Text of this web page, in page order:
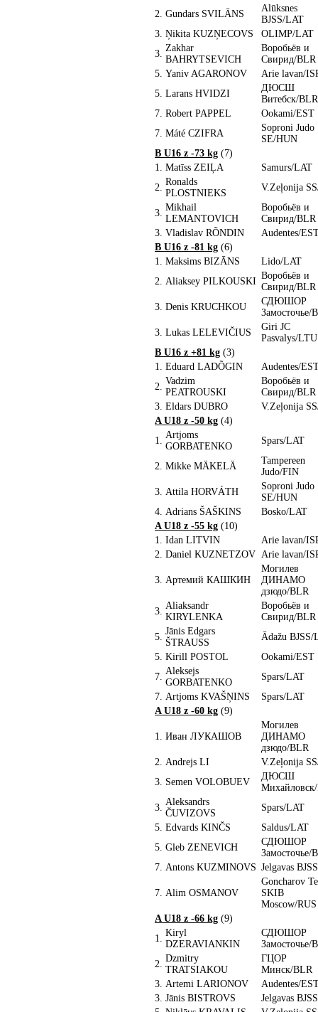
2. Gundars SVILĀNS
Alūksnes
BJSS/LAT
3. Ņikita KUZŅECOVS
OLIMP/LAT
3.
Zakhar
BAHRYTSEVICH
Воробьёв и
Свирид/BLR
5. Yaniv AGARONOV
Arie lavan/
5. Larans HVIDZI
ДЮСШ
Витебск/BLR
7. Robert PAPPEL
Ookami/EST
7. Máté CZIFRA
Soproni Judo
SE/HUN
B U16 z -73 kg (7)
1. Matīss ZEIĻA
Samurs/LAT
2.
Ronalds
PLOSTNIEKS
V.Zeļonija
3.
Mikhail
LEMANTOVICH
Воробьёв и
Свирид/BLR
3. Vladislav RÕNDIN
Audentes/
B U16 z -81 kg (6)
1. Maksims BIZĀNS
Lido/LAT
2. Aliaksey PILKOUSKI
Воробьёв и
Свирид/BLR
3. Denis KRUCHKOU
СДЮШОР
Замосточье/
3. Lukas LELEVIČIUS
Giri JC
Pasvalys/LTU
B U16 z +81 kg (3)
1. Eduard LADÕGIN
Audentes/
2.
Vadzim
PEATROUSKI
Воробьёв и
Свирид/BLR
3. Eldars DUBRO
V.Zeļonija
A U18 z -50 kg (4)
1.
Artjoms
GORBATENKO
Spars/LAT
2. Mikke MÄKELÄ
Tampereen
Judo/FIN
3. Attila HORVÁTH
Soproni Judo
SE/HUN
4. Adrians ŠAŠKINS
Bosko/LAT
A U18 z -55 kg (10)
1. Idan LITVIN
Arie lavan/
2. Daniel KUZNETZOV Arie lavan/
3. Артемий КАШКИН
Могилев
ДИНАМО
дзюдо/BLR
3.
Aliaksandr
KIRYLENKA
Воробьёв и
Свирид/BLR
5.
Jānis Edgars
ŠTRAUSS
Ādažu BJSS/
5. Kirill POSTOL
Ookami/EST
7.
Aleksejs
GORBATENKO
Spars/LAT
7. Artjoms KVAŠŅINS
Spars/LAT
A U18 z -60 kg (9)
1. Иван ЛУКАШОВ
Могилев
ДИНАМО
дзюдо/BLR
2. Andrejs LI
V.Zeļonija
3. Semen VOLOBUEV
ДЮСШ
3.
Aleksandrs
ČUVIZOVS
Spars/LAT
5. Edvards KINČS
Saldus/LAT
5. Gleb ZENEVICH
СДЮШОР
Замосточье/
7. Antons KUZMINOVS Jelgavas
7. Alim OSMANOV
Goncharov
SKIB
Moscow/RUS
A U18 z -66 kg (9)
1.
Kiryl
DZERAVIANKIN
СДЮШОР
Замосточье/
2.
Dzmitry
TRATSIAKOU
ГЦОР
Минск/BLR
3. Artemi LARIONOV
Audentes/
3. Jānis BISTROVS
Jelgavas